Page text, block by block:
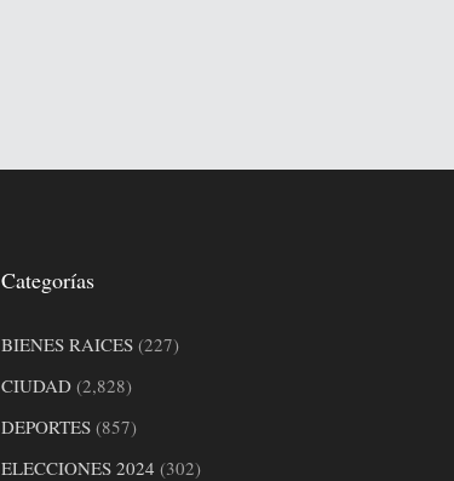
Categorías
BIENES RAICES(227)
CIUDAD(2,828)
DEPORTES(857)
ELECCIONES 2024 (302)